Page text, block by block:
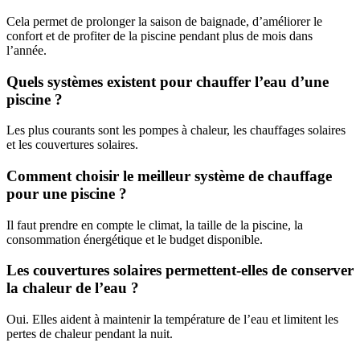
Cela permet de prolonger la saison de baignade, d’améliorer le
confort et de profiter de la piscine pendant plus de mois dans
l’année.
Quels systèmes existent pour chauffer l’eau d’une
piscine ?
Les plus courants sont les pompes à chaleur, les chauffages solaires
et les couvertures solaires.
Comment choisir le meilleur système de chauffage
pour une piscine ?
Il faut prendre en compte le climat, la taille de la piscine, la
consommation énergétique et le budget disponible.
Les couvertures solaires permettent-elles de conserver
la chaleur de l’eau ?
Oui. Elles aident à maintenir la température de l’eau et limitent les
pertes de chaleur pendant la nuit.